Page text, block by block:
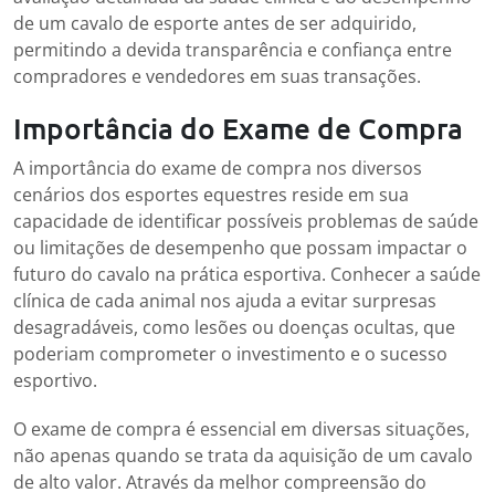
de um cavalo de esporte antes de ser adquirido,
permitindo a devida transparência e confiança entre
compradores e vendedores em suas transações.
Importância do Exame de Compra
A importância do exame de compra nos diversos
cenários dos esportes equestres reside em sua
capacidade de identificar possíveis problemas de saúde
ou limitações de desempenho que possam impactar o
futuro do cavalo na prática esportiva. Conhecer a saúde
clínica de cada animal nos ajuda a evitar surpresas
desagradáveis, como lesões ou doenças ocultas, que
poderiam comprometer o investimento e o sucesso
esportivo.
O exame de compra é essencial em diversas situações,
não apenas quando se trata da aquisição de um cavalo
de alto valor. Através da melhor compreensão do